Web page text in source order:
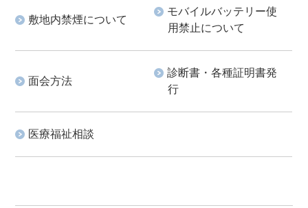
敷地内禁煙について
モバイルバッテリー使
用禁止について
面会方法
診断書・各種証明書発
行
医療福祉相談